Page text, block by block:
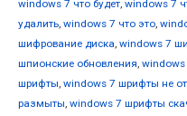
windows 7 что будет, windows 7
удалить, windows 7 что это,
шифрование диска, windows 7
шпионские обновления,
шрифты, windows 7 шрифты не
размыты, windows 7 шрифты